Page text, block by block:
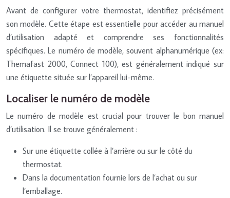
Avant de configurer votre thermostat, identifiez précisément
son modèle. Cette étape est essentielle pour accéder au manuel
d’utilisation adapté et comprendre ses fonctionnalités
spécifiques. Le numéro de modèle, souvent alphanumérique (ex:
Themafast 2000, Connect 100), est généralement indiqué sur
une étiquette située sur l’appareil lui-même.
Localiser le numéro de modèle
Le numéro de modèle est crucial pour trouver le bon manuel
d’utilisation. Il se trouve généralement :
Sur une étiquette collée à l’arrière ou sur le côté du
thermostat.
Dans la documentation fournie lors de l’achat ou sur
l’emballage.